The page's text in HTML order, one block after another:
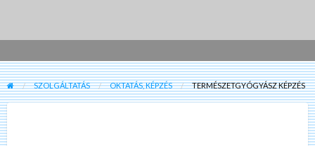
SZOLGÁLTATÁS OKTATÁS, KÉPZÉS TERMÉSZETGYÓGYÁSZ KÉPZÉS